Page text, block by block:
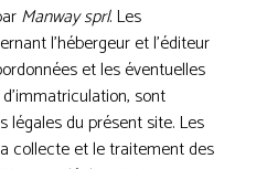
Manway sprl. Les
l’hébergeur et l’éditeur
et les éventuelles
sont
légales du présent site. Les
collecte et le traitement des